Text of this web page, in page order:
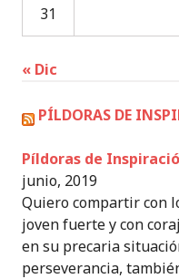
31
« Dic
PÍLDORAS DE
Píldoras de
junio, 2019
Quiero compartir con
joven fuerte y con
en su precaria
perseverancia,